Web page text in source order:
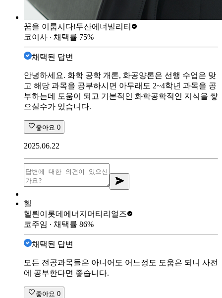
꿈을 이룹시다!두산에너빌리티
코이사 ∙ 채택률 75%
채택된 답변
안녕하세요. 화학 공학 개론, 화공양론은 선행 수업은 맞
고 해당 과목을 공부하시면 아무래도 2~4학년 과목을 공
부하는데 도움이 되고 기본적인 화학공학적인 지식을 쌓
으실수가 있습니다.
좋아요 0
2025.06.22
헬
헬릔이 롯데에너지머티리얼즈
코주임 ∙ 채택률 86%
채택된 답변
모든 전공과목들은 아니어도 어느정도 도움은 되니 사전
에 공부한다면 좋습니다.
좋아요 0